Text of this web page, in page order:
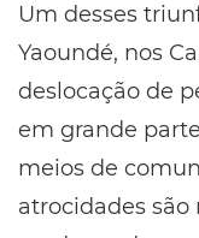
Um desses
Yaoundé, nos
deslocação de
em grande
meios de
atrocidades são